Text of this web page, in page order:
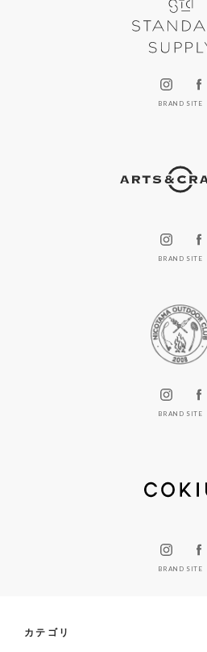
BRAND SITE
BRAND SITE
BRAND SITE
BRAND SITE
カテゴリ